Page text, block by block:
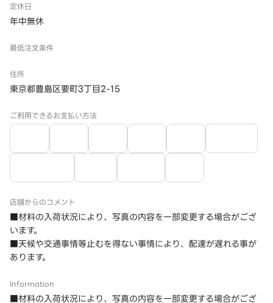
定休日
年中無休
最低注文条件
住所
東京都豊島区要町3丁目2-15
ご利用できるお支払い方法
店舗からのコメント
■材料の入荷状況により、写真の内容を一部変更する場合がござ
います。
■天候や交通事情等止むを得ない事情により、配達が遅れる事が
あります。
Information
■材料の入荷状況により、写真の内容を一部変更する場合がござ